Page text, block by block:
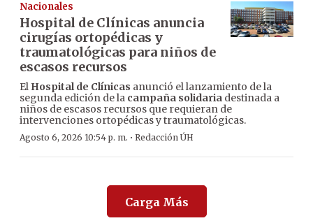
Nacionales
Hospital de Clínicas anuncia
cirugías ortopédicas y
traumatológicas para niños de
escasos recursos
El Hospital de Clínicas anunció el lanzamiento de la
segunda edición de la campaña solidaria destinada a
niños de escasos recursos que requieran de
intervenciones ortopédicas y traumatológicas.
Agosto 6, 2026 10:54 p. m. · Redacción ÚH
Carga Más